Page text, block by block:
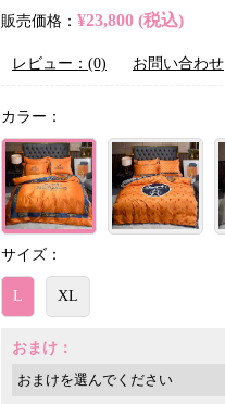
販売価格： ¥23,800 (税込)
レビュー：(0) お問い合わせ
カラー：
サイズ：
L XL
おまけ：